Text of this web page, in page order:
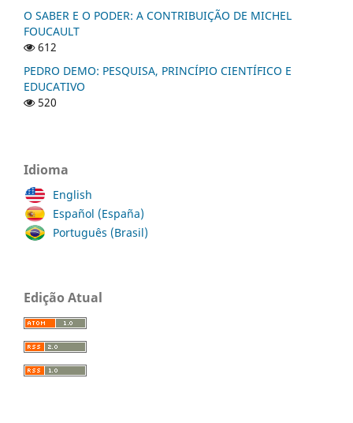
O SABER E O PODER: A CONTRIBUIÇÃO DE MICHEL
FOUCAULT
612
PEDRO DEMO: PESQUISA, PRINCÍPIO CIENTÍFICO E
EDUCATIVO
520
Idioma
English
Español (España)
Português (Brasil)
Edição Atual